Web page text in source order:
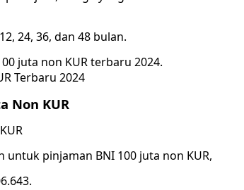
24, 36, dan 48 bulan.
juta non KUR terbaru 2024.
Terbaru 2024
Non KUR
pinjaman BNI 100 juta non KUR,